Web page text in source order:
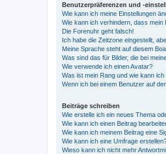
Benutzerpräferenzen und -
Wie kann ich meine Einstellungen
Wie kann ich verhindern, dass
Die Forenuhr geht falsch!
Ich habe die Zeitzone eingestellt,
Meine Sprache steht auf diesem
Was sind das für Bilder, die bei
Wie verwende ich einen Avatar?
Was ist mein Rang und wie kann ich
Wenn ich bei einem Benutzer auf
Beiträge schreiben
Wie erstelle ich ein neues Thema
Wie kann ich einen Beitrag
Wie kann ich meinem Beitrag eine
Wie kann ich eine Umfrage
Wieso kann ich nicht mehr